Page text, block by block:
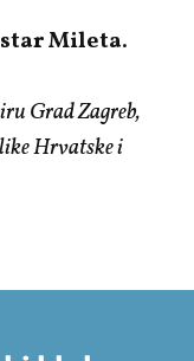
Mileta.
Grad Zagreb,
Hrvatske i